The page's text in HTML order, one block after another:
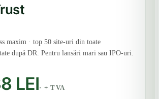
maxim · top 50 site-uri din toate
după DR. Pentru lansări mari sau IPO-uri.
LEI· + TVA